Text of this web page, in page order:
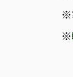
※
※